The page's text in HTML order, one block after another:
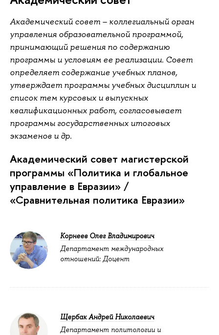
Академический совет – коллегиальный орган
управления образовательной программой,
принимающий решения по содержанию
программы и условиям ее реализации. Совет
определяет содержание учебных планов,
утверждает программы учебных дисциплин и
список тем курсовых и выпускных
квалификационных работ, согласовывает
программы государственных итоговых
экзаменов и др.
Академический совет магистерской
программы «Политика и глобальное
управление в Евразии» /
«Сравнительная политика Евразии»
Корнеев Олег Владимирович
Департамент международных
отношений: Доцент
Щербак Андрей Николаевич
Департамент политологии и